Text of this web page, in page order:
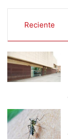
Reciente